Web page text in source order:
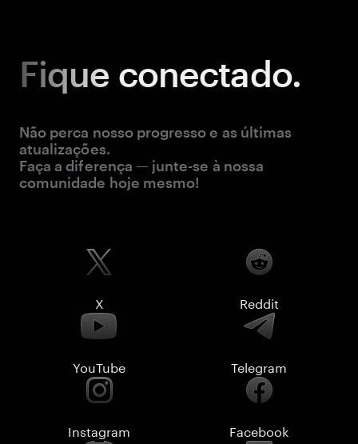
Fique conectado.
Não perca nosso progresso e as últimas
atualizações.
Faça a diferença — junte-se à nossa
comunidade hoje mesmo!
X Reddit
YouTube Telegram
Instagram Facebook